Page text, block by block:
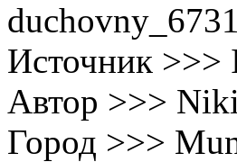
duchovny_6731
Источник >>>
Автор >>>
Город >>>